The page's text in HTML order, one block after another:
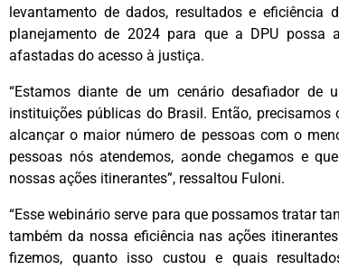
levantamento de dados, resultados e
planejamento de 2024 para que a DPU possa
afastadas do acesso à justiça.
“Estamos diante de um cenário desafiador
instituições públicas do Brasil. Então,
alcançar o maior número de pessoas com o
pessoas nós atendemos, aonde chegamos e
nossas ações itinerantes”, ressaltou Fuloni.
“Esse webinário serve para que possamos tratar
também da nossa eficiência nas ações
fizemos, quanto isso custou e quais